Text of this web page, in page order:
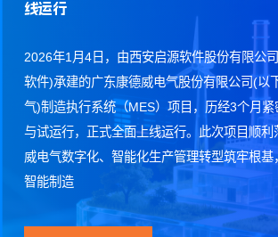
线运行
2026年1月4日，由西安启源软件股份有限公
软件)承建的广东康德威电气股份有限公司(以
气)制造执行系统（MES）项目，历经3个月
与试运行，正式全面上线运行。此次项目顺利
威电气数字化、智能化生产管理转型筑牢根
智能制造